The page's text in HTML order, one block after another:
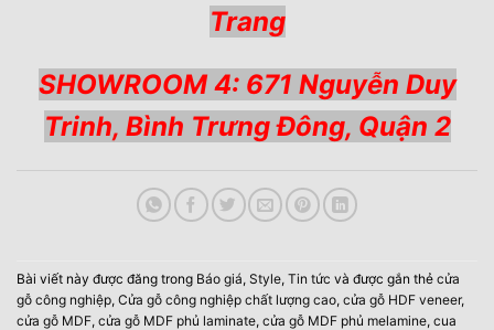
Trang
SHOWROOM 4: 671 Nguyễn Duy
Trinh, Bình Trưng Đông, Quận 2
Bài viết này được đăng trong Báo giá, Style, Tin tức và được gắn thẻ cửa
gỗ công nghiệp, Cửa gỗ công nghiệp chất lượng cao, cửa gỗ HDF veneer,
cửa gỗ MDF, cửa gỗ MDF phủ laminate, cửa gỗ MDF phủ melamine, cua